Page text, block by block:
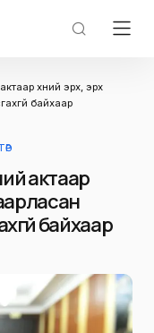
хүний эрх, эрх
байхаар
актаар
байхаар